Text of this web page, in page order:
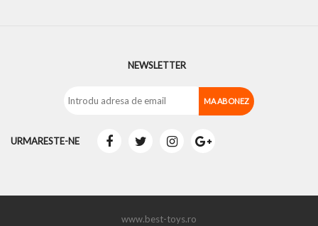
NEWSLETTER
URMARESTE-NE
www.best-toys.ro